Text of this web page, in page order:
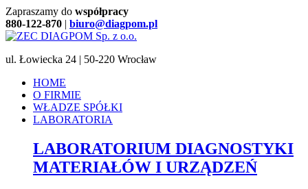
Zapraszamy do współpracy
880-122-870 | biuro@diagpom.pl
ul. Łowiecka 24 | 50-220 Wrocław
HOME
O FIRMIE
WŁADZE SPÓŁKI
LABORATORIA
LABORATORIUM DIAGNOSTYKI
MATERIAŁÓW I URZĄDZEŃ